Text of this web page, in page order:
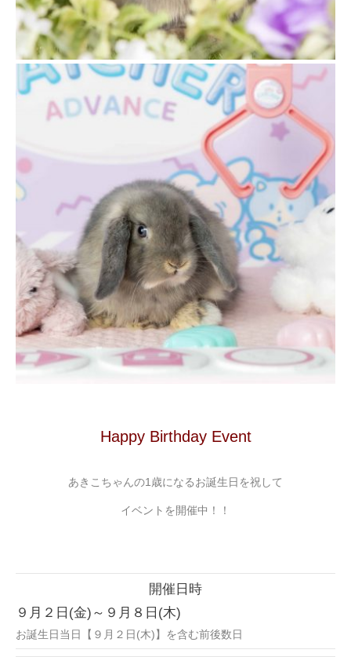
Happy Birthday Event
あきこちゃんの1歳になるお誕生日を祝して
イベントを開催中！！
開催日時
９月２日(金)～９月８日(木)
お誕生日当日【９月２日(木)】を含む前後数日